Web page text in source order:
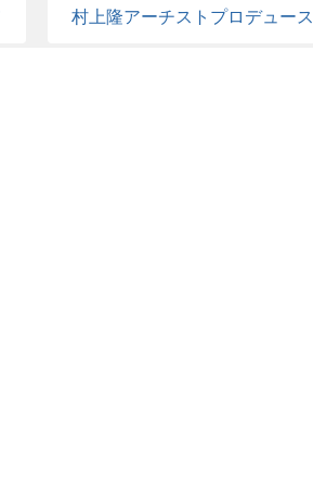
村上隆アーチストプロデュース